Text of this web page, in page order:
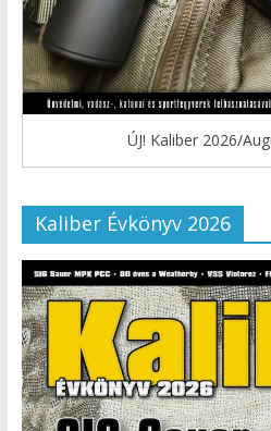
ÚJ! Kaliber 2026/
Kaliber Évkönyv 2026